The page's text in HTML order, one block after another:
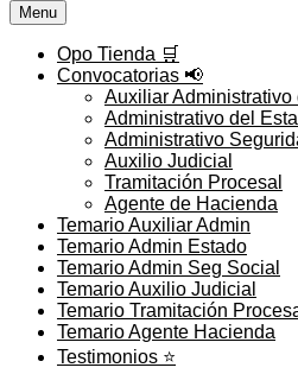
Menu
Opo Tienda 🛒
Convocatorias 📢
Auxiliar Administrativo
Administrativo del
Administrativo
Auxilio Judicial
Tramitación Procesal
Agente de Hacienda
Temario Auxiliar Admin
Temario Admin Estado
Temario Admin Seg Social
Temario Auxilio Judicial
Temario Tramitación
Temario Agente Hacienda
Testimonios ⭐️